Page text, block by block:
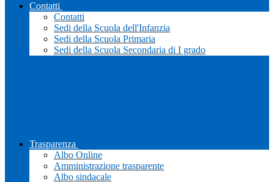
Contatti
Contatti
Sedi della Scuola dell'Infanzia
Sedi della Scuola Primaria
Sedi della Scuola Secondaria di I grado
Trasparenza
Albo Online
Amministrazione trasparente
Albo sindacale